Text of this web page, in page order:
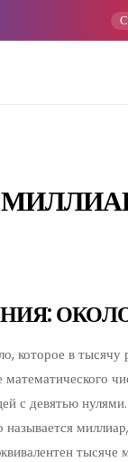
которое в тысячу
с девятью
называется
тысяче